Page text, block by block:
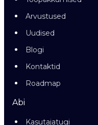
Arvustused
Uudised
Blogi
Kontaktid
Roadmap
Abi
Kasutajatugi